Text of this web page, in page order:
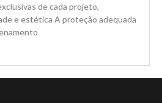
de cada projeto,
e estética A proteção adequada